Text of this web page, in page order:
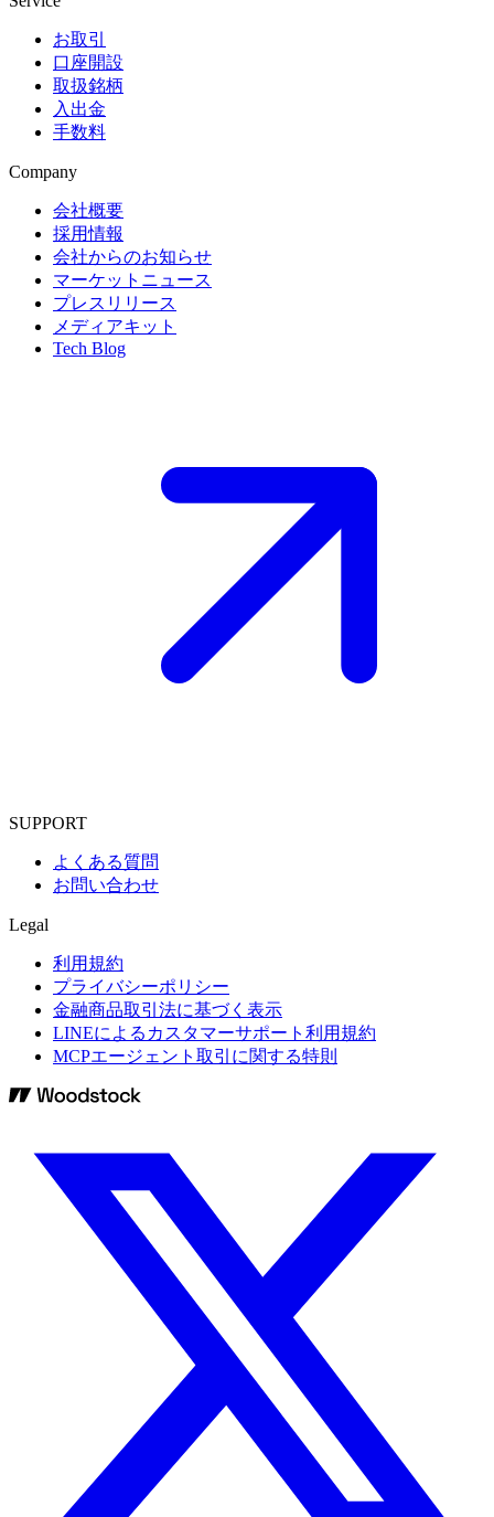
お取引
口座開設
取扱銘柄
入出金
手数料
Company
会社概要
採用情報
会社からのお知らせ
マーケットニュース
プレスリリース
メディアキット
Tech Blog
SUPPORT
よくある質問
お問い合わせ
Legal
利用規約
プライバシーポリシー
金融商品取引法に基づく表示
LINEによるカスタマーサポート利用規約
MCPエージェント取引に関する特則